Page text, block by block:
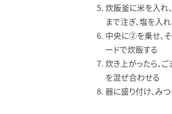
炊飯釜に米を入れ
まで注ぎ、塩を入
中央に②を乗せ、
ードで炊飯する
炊き上がったら、
を混ぜ合わせる
器に盛り付け、み